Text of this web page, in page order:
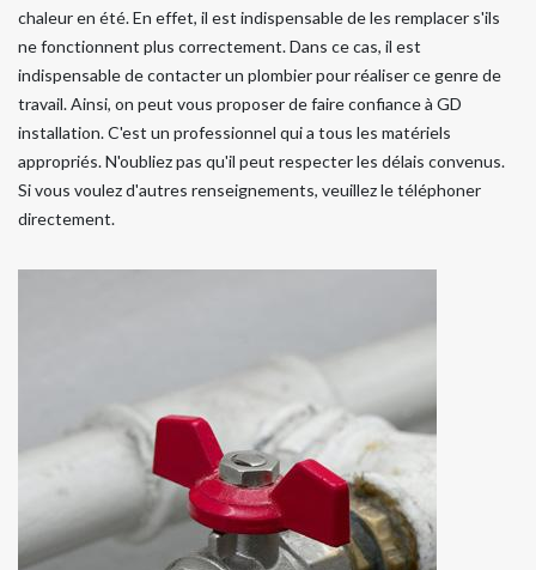
chaleur en été. En effet, il est indispensable de les remplacer s'ils
ne fonctionnent plus correctement. Dans ce cas, il est
indispensable de contacter un plombier pour réaliser ce genre de
travail. Ainsi, on peut vous proposer de faire confiance à GD
installation. C'est un professionnel qui a tous les matériels
appropriés. N'oubliez pas qu'il peut respecter les délais convenus.
Si vous voulez d'autres renseignements, veuillez le téléphoner
directement.